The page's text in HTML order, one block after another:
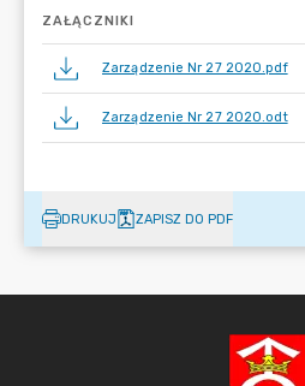
ZAŁĄCZNIKI
Zarządzenie Nr 27 2020.pdf
Zarządzenie Nr 27 2020.odt
DRUKUJ ZAPISZ DO PDF